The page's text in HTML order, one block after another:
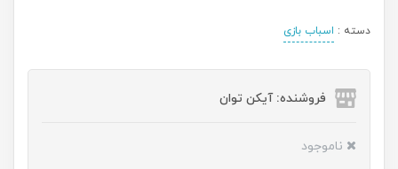
دسته : اسباب بازی
فروشنده: آیکن توان
ناموجود